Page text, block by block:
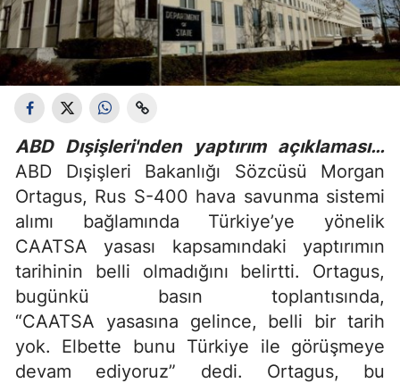
ABD Dışişleri'nden yaptırım açıklaması…
ABD Dışişleri Bakanlığı Sözcüsü Morgan
Ortagus, Rus S-400 hava savunma sistemi
alımı bağlamında Türkiye’ye yönelik
CAATSA yasası kapsamındaki yaptırımın
tarihinin belli olmadığını belirtti. Ortagus,
bugünkü basın toplantısında,
“CAATSA yasasına gelince, belli bir tarih
yok. Elbette bunu Türkiye ile görüşmeye
devam ediyoruz” dedi. Ortagus, bu